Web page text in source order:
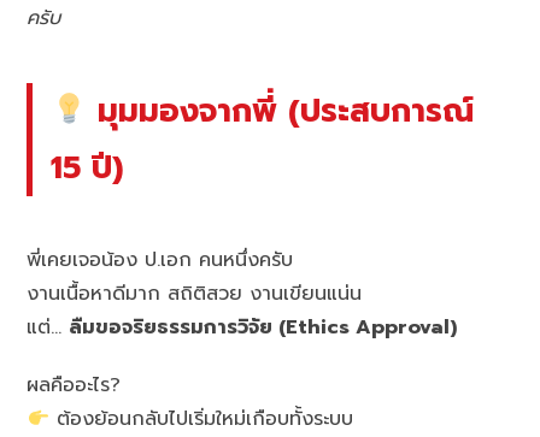
ครับ
มุมมองจากพี่ (ประสบการณ์
15 ปี)
พี่เคยเจอน้อง ป.เอก คนหนึ่งครับ
งานเนื้อหาดีมาก สถิติสวย งานเขียนแน่น
แต่… ลืมขอจริยธรรมการวิจัย (Ethics Approval)
ผลคืออะไร?
ต้องย้อนกลับไปเริ่มใหม่เกือบทั้งระบบ